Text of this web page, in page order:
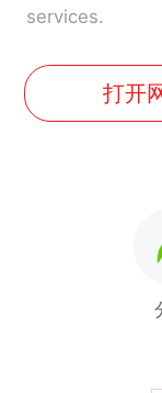
services.
打开